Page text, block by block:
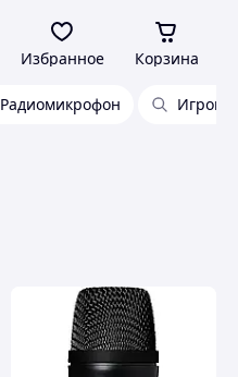
Избранное Корзина
Радиомикрофон